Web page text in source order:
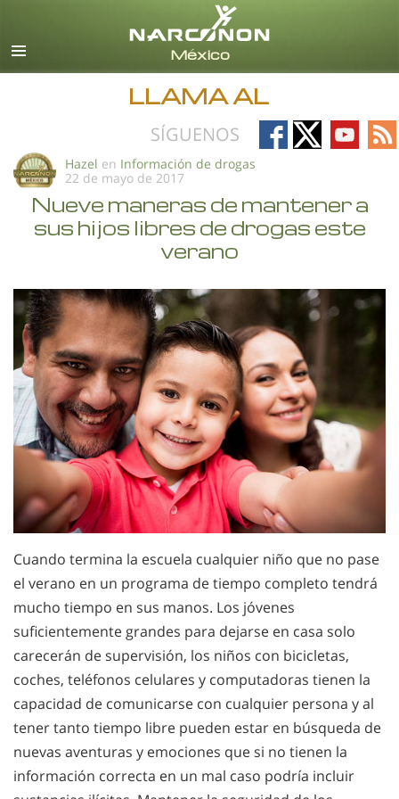
Español
Todas las Regiones/Idiomas
LLAMA AL
SÍGUENOS
Follow
on
Follow
on
Follow
on
on
Hazel en Información de drogas
22 de mayo de 2017
Nueve maneras de mantener a
sus hijos libres de drogas este
verano
Cuando termina la escuela cualquier niño que no pase
el verano en un programa de tiempo completo tendrá
mucho tiempo en sus manos. Los jóvenes
suficientemente grandes para dejarse en casa solo
carecerán de supervisión, los niños con bicicletas,
coches, teléfonos celulares y computadoras tienen la
capacidad de comunicarse con cualquier persona y al
tener tanto tiempo libre pueden estar en búsqueda de
nuevas aventuras y emociones que si no tienen la
información correcta en un mal caso podría incluir